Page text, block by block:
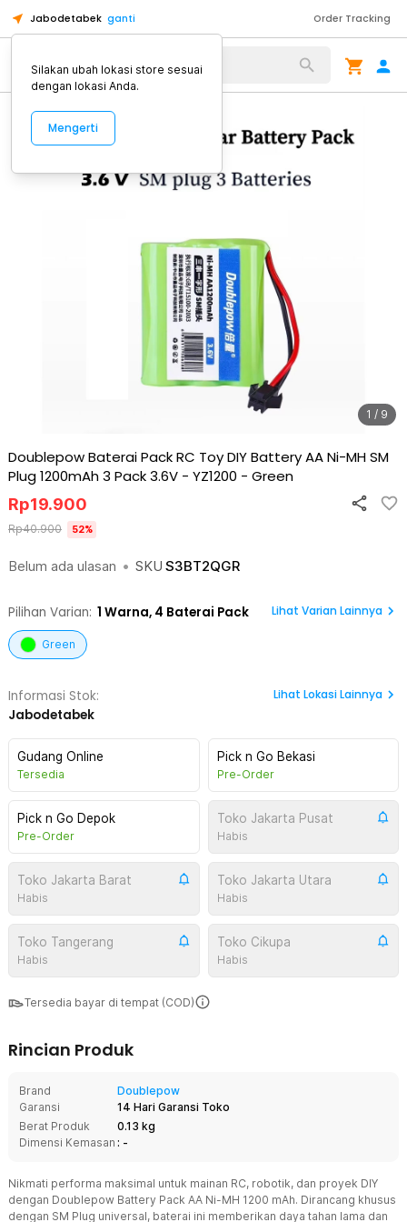
Jabodetabek ganti Order Tracking
Alat Kopi
1 / 9
Doublepow Baterai Pack RC Toy DIY Battery AA Ni-MH SM
Plug 1200mAh 3 Pack 3.6V - YZ1200 - Green
Belum ada ulasan • SKU S3BT2QGR
Rp19.900
Rp40.900 52%
Pilihan Varian: 1 Warna, 4 Baterai Pack Lihat Varian Lainnya
Green
Informasi Stok:
Jabodetabek
Lihat Lokasi Lainnya
Gudang Online
Tersedia
Pick n Go Bekasi
Pre-Order
Pick n Go Depok
Pre-Order
Toko Jakarta Pusat
Habis
Toko Jakarta Barat
Habis
Toko Jakarta Utara
Habis
Toko Tangerang
Habis
Toko Cikupa
Habis
Tersedia bayar di tempat (COD)
Rincian Produk
Brand
Doublepow
Garansi
14 Hari Garansi Toko
Berat Produk
0.13 kg
Dimensi Kemasan : -
Nikmati performa maksimal untuk mainan RC, robotik, dan proyek DIY
dengan Doublepow Battery Pack AA Ni-MH 1200 mAh. Dirancang khusus
dengan SM Plug universal, baterai ini memberikan daya tahan lama dan
Silakan ubah lokasi store sesuai
dengan lokasi Anda.
Mengerti